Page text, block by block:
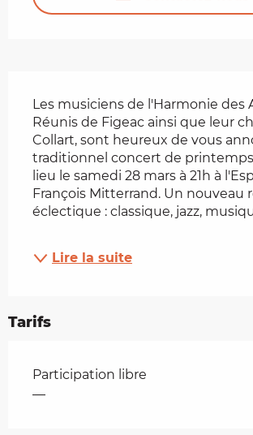
Les musiciens de l'Harmonie des
Réunis de Figeac ainsi que leur
Collart, sont heureux de vous
traditionnel concert de
lieu le samedi 28 mars à 21h à
François Mitterrand. Un nouveau
éclectique : classique, jazz,
Lire la suite
Tarifs
Tarifs 2026
Participation libre
—